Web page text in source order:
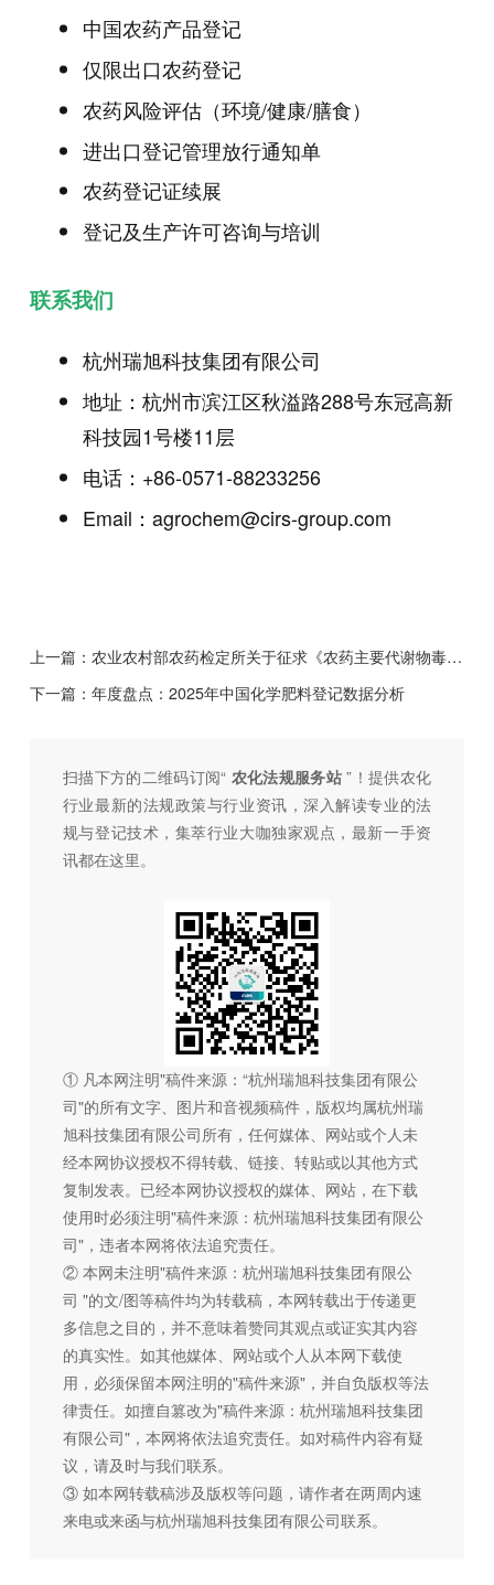
中国农药产品登记
仅限出口农药登记
农药风险评估（环境/健康/膳食）
进出口登记管理放行通知单
农药登记证续展
登记及生产许可咨询与培训
联系我们
杭州瑞旭科技集团有限公司
地址：杭州市滨江区秋溢路288号东冠高新
科技园1号楼11层
电话：+86-0571-88233256
Email：agrochem@cirs-group.com
上一篇： 农业农村部农药检定所关于征求《农药主要代谢物毒理学评价程序（征求意见稿）》农业行业标准意见的函
下一篇： 年度盘点：2025年中国化学肥料登记数据分析
扫描下方的二维码订阅“ 农化法规服务站 ”！提供农化
行业最新的法规政策与行业资讯，深入解读专业的法
规与登记技术，集萃行业大咖独家观点，最新一手资
讯都在这里。
① 凡本网注明"稿件来源：“杭州瑞旭科技集团有限公
司"的所有文字、图片和音视频稿件，版权均属杭州瑞
旭科技集团有限公司所有，任何媒体、网站或个人未
经本网协议授权不得转载、链接、转贴或以其他方式
复制发表。已经本网协议授权的媒体、网站，在下载
使用时必须注明"稿件来源：杭州瑞旭科技集团有限公
司"，违者本网将依法追究责任。
② 本网未注明"稿件来源：杭州瑞旭科技集团有限公
司 "的文/图等稿件均为转载稿，本网转载出于传递更
多信息之目的，并不意味着赞同其观点或证实其内容
的真实性。如其他媒体、网站或个人从本网下载使
用，必须保留本网注明的"稿件来源"，并自负版权等法
律责任。如擅自篡改为"稿件来源：杭州瑞旭科技集团
有限公司"，本网将依法追究责任。如对稿件内容有疑
议，请及时与我们联系。
③ 如本网转载稿涉及版权等问题，请作者在两周内速
来电或来函与杭州瑞旭科技集团有限公司联系。